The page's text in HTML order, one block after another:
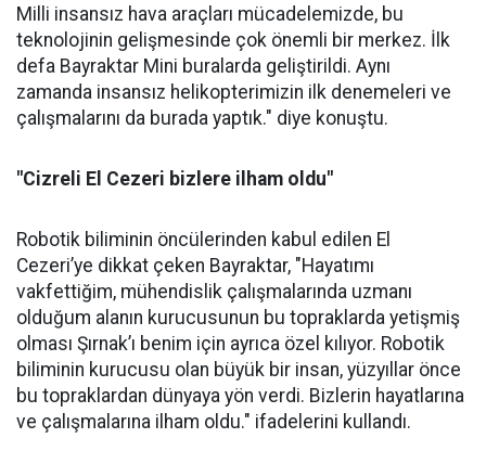
Milli insansız hava araçları mücadelemizde, bu
teknolojinin gelişmesinde çok önemli bir merkez. İlk
defa Bayraktar Mini buralarda geliştirildi. Aynı
zamanda insansız helikopterimizin ilk denemeleri ve
çalışmalarını da burada yaptık." diye konuştu.
"Cizreli El Cezeri bizlere ilham oldu"
Robotik biliminin öncülerinden kabul edilen El
Cezeri’ye dikkat çeken Bayraktar, "Hayatımı
vakfettiğim, mühendislik çalışmalarında uzmanı
olduğum alanın kurucusunun bu topraklarda yetişmiş
olması Şırnak’ı benim için ayrıca özel kılıyor. Robotik
biliminin kurucusu olan büyük bir insan, yüzyıllar önce
bu topraklardan dünyaya yön verdi. Bizlerin hayatlarına
ve çalışmalarına ilham oldu." ifadelerini kullandı.